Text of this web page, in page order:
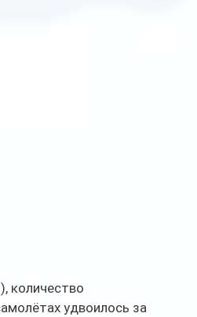
количество
удвоилось за